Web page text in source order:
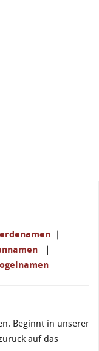
|
|
Beginnt in unserer
auf das